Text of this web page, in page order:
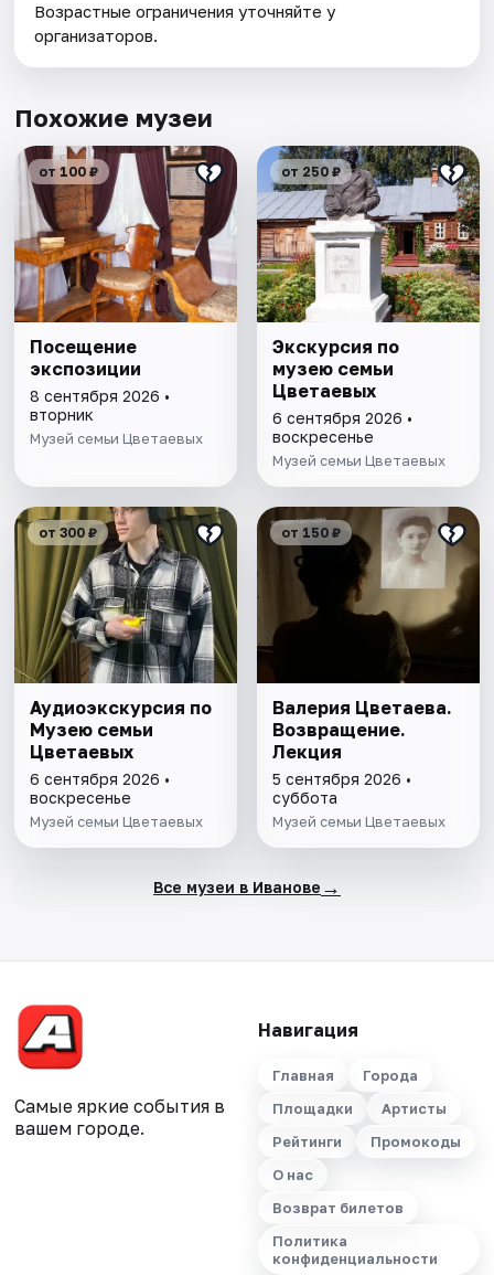
Возрастные ограничения уточняйте у
организаторов.
Похожие музеи
от 100 ₽
Посещение
экспозиции
8 сентября 2026 •
вторник
Музей семьи Цветаевых
от 250 ₽
Экскурсия по
музею семьи
Цветаевых
6 сентября 2026 •
воскресенье
Музей семьи Цветаевых
от 300 ₽
Аудиоэкскурсия по
Музею семьи
Цветаевых
6 сентября 2026 •
воскресенье
Музей семьи Цветаевых
от 150 ₽
Валерия Цветаева.
Возвращение.
Лекция
5 сентября 2026 •
суббота
Музей семьи Цветаевых
Все музеи в Иванове →
Самые яркие события в
вашем городе.
Навигация
Главная
Города
Площадки
Артисты
Рейтинги
Промокоды
О нас
Возврат билетов
Политика
конфиденциальности